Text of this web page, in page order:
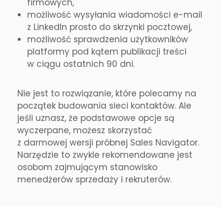
firmowych,
możliwość wysyłania wiadomości e-mail
z LinkedIn prosto do skrzynki pocztowej,
możliwość sprawdzenia użytkowników
platformy pod kątem publikacji treści
w ciągu ostatnich 90 dni.
Nie jest to rozwiązanie, które polecamy na
początek budowania sieci kontaktów. Ale
jeśli uznasz, że podstawowe opcje są
wyczerpane, możesz skorzystać
z darmowej wersji próbnej Sales Navigator.
Narzędzie to zwykle rekomendowane jest
osobom zajmującym stanowisko
menedżerów sprzedaży i rekruterów.